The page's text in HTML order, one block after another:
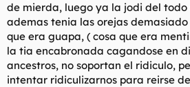
de mierda, luego ya la jodi del todo
ademas tenia las orejas
que era guapa, ( cosa que era
la tia encabronada cagandose en
ancestros, no soportan el ridiculo,
intentar ridiculizarnos para reirse